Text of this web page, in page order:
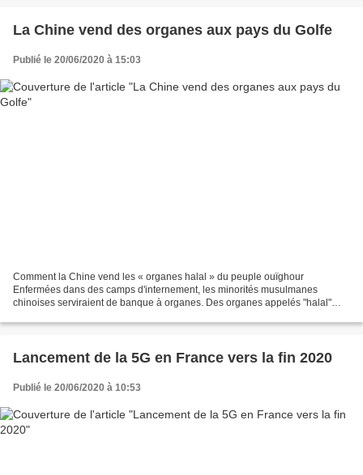
La Chine vend des organes aux pays du Golfe
Publié le 20/06/2020 à 15:03
Comment la Chine vend les « organes halal » du peuple ouïghour
Enfermées dans des camps d'internement, les minorités musulmanes
chinoises serviraient de banque à organes. Des organes appelés "halal"
Lancement de la 5G en France vers la fin 2020
Publié le 20/06/2020 à 10:53